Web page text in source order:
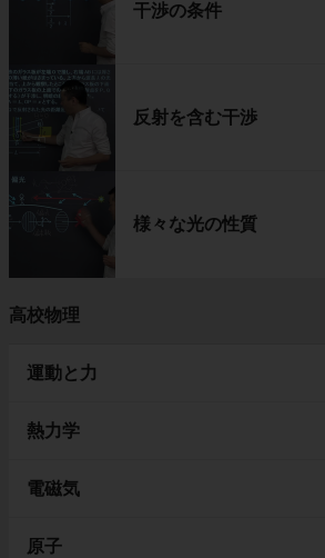
干渉の条件
反射を含む干渉
様々な光の性質
高校物理
運動と力
熱力学
電磁気
原子